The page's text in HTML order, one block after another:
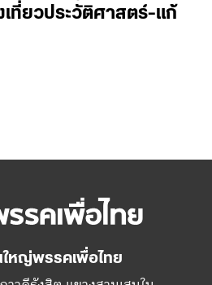
ที่ยวประวัติศาสตร์-แก้
หญ่พรรคเพื่อไทย